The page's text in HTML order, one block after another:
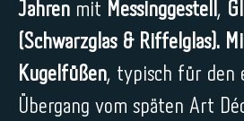
Jahren mit Messinggestell ,
(Schwarzglas & Riffelglas).
Kugelfüßen, typisch für den
Übergang vom späten Art